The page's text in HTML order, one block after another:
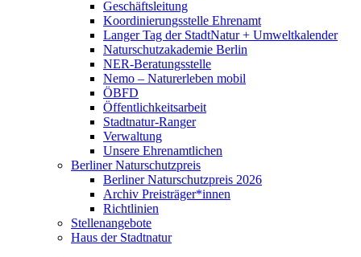
Geschäftsleitung
Koordinierungsstelle Ehrenamt
Langer Tag der StadtNatur + Umweltkalender
Naturschutzakademie Berlin
NER-Beratungsstelle
Nemo – Naturerleben mobil
ÖBFD
Öffentlichkeitsarbeit
Stadtnatur-Ranger
Verwaltung
Unsere Ehrenamtlichen
Berliner Naturschutzpreis
Berliner Naturschutzpreis 2026
Archiv Preisträger*innen
Richtlinien
Stellenangebote
Haus der Stadtnatur